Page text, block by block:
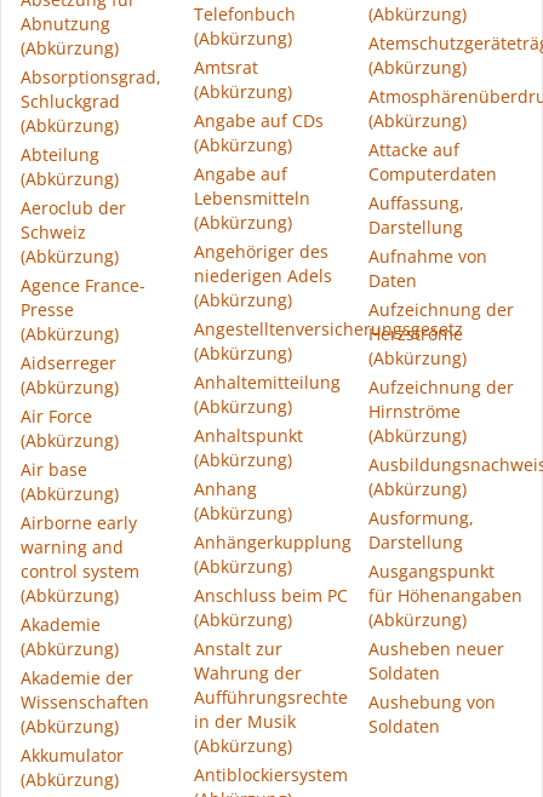
Abnutzung
(Abkürzung)
Absorptionsgrad,
Schluckgrad
(Abkürzung)
Abteilung
(Abkürzung)
Aeroclub der
Schweiz
(Abkürzung)
Agence France-
Presse
(Abkürzung)
Aidserreger
(Abkürzung)
Air Force
(Abkürzung)
Air base
(Abkürzung)
Airborne early
warning and
control system
(Abkürzung)
Akademie
(Abkürzung)
Akademie der
Wissenschaften
(Abkürzung)
Akkumulator
(Abkürzung)
Telefonbuch
(Abkürzung)
Amtsrat
(Abkürzung)
Angabe auf CDs
(Abkürzung)
Angabe auf
Lebensmitteln
(Abkürzung)
Angehöriger des
niederigen Adels
(Abkürzung)
Angestelltenversicherungsgesetz
(Abkürzung)
Anhaltemitteilung
(Abkürzung)
Anhaltspunkt
(Abkürzung)
Anhang
(Abkürzung)
Anhängerkupplung
(Abkürzung)
Anschluss beim PC
(Abkürzung)
Anstalt zur
Wahrung der
Aufführungsrechte
in der Musik
(Abkürzung)
Antiblockiersystem
(Abkürzung)
(Abkürzung)
(Abkürzung)
Attacke auf
Computerdaten
Auffassung,
Darstellung
Aufnahme von
Daten
Aufzeichnung der
Herzströme
(Abkürzung)
Aufzeichnung der
Hirnströme
(Abkürzung)
(Abkürzung)
Ausformung,
Darstellung
Ausgangspunkt
für Höhenangaben
(Abkürzung)
Ausheben neuer
Soldaten
Aushebung von
Soldaten